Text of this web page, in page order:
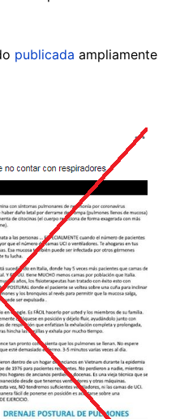
publicada ampliamente